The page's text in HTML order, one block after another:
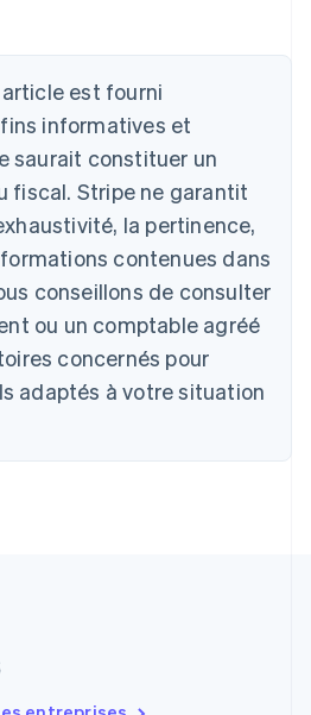
est fourni
informatives et
saurait constituer un
fiscal. Stripe ne garantit
la pertinence,
contenues dans
conseillons de consulter
ou un comptable agréé
concernés pour
adaptés à votre situation
English